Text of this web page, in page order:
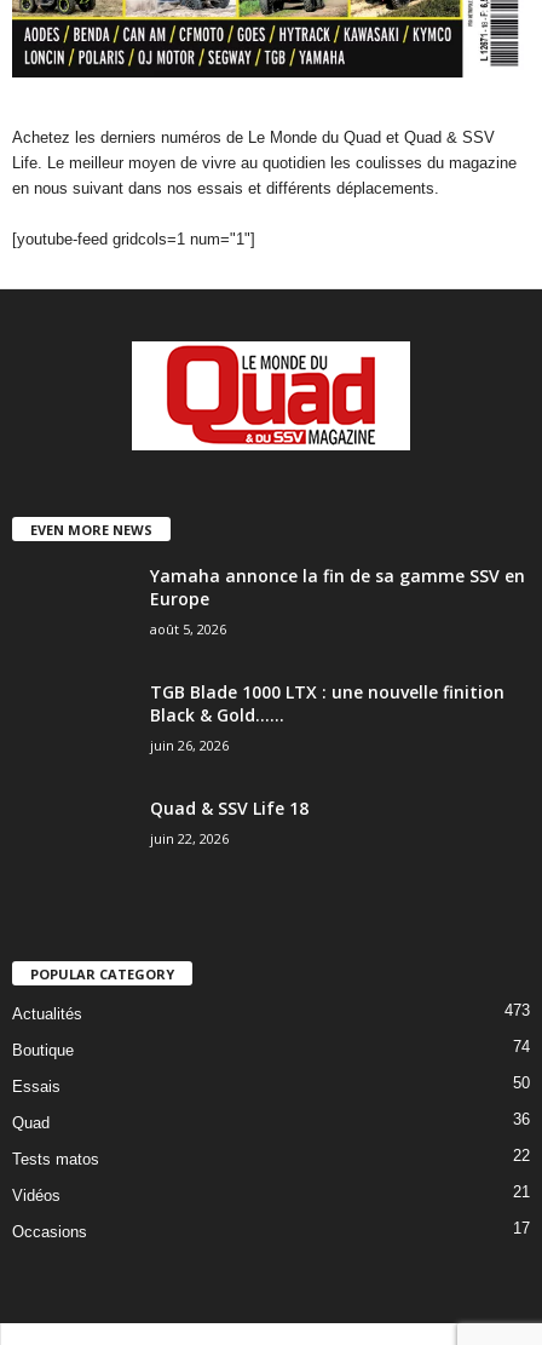
Achetez les derniers numéros de Le Monde du Quad et Quad & SSV
Life. Le meilleur moyen de vivre au quotidien les coulisses du magazine
en nous suivant dans nos essais et différents déplacements.
[youtube-feed gridcols=1 num="1"]
EVEN MORE NEWS
Yamaha annonce la fin de sa gamme SSV en
Europe
août 5, 2026
TGB Blade 1000 LTX : une nouvelle finition
Black & Gold…...
juin 26, 2026
Quad & SSV Life 18
juin 22, 2026
POPULAR CATEGORY
Actualités 473
Boutique 74
Essais 50
Quad 36
Tests matos 22
Vidéos 21
Occasions 17